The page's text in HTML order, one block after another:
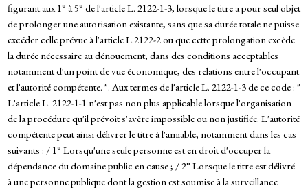
figurant aux 1° à 5° de l'article L. 2122-1-3, lorsque le titre a pour seul objet
de prolonger une autorisation existante, sans que sa durée totale ne puisse
excéder celle prévue à l'article L.2122-2 ou que cette prolongation excède
la durée nécessaire au dénouement, dans des conditions acceptables
notamment d'un point de vue économique, des relations entre l'occupant
et l'autorité compétente. ". Aux termes de l'article L. 2122-1-3 de ce code : "
L'article L. 2122-1-1 n'est pas non plus applicable lorsque l'organisation
de la procédure qu'il prévoit s'avère impossible ou non justifiée. L'autorité
compétente peut ainsi délivrer le titre à l'amiable, notamment dans les cas
suivants : / 1° Lorsqu'une seule personne est en droit d'occuper la
dépendance du domaine public en cause ; / 2° Lorsque le titre est délivré
à une personne publique dont la gestion est soumise à la surveillance